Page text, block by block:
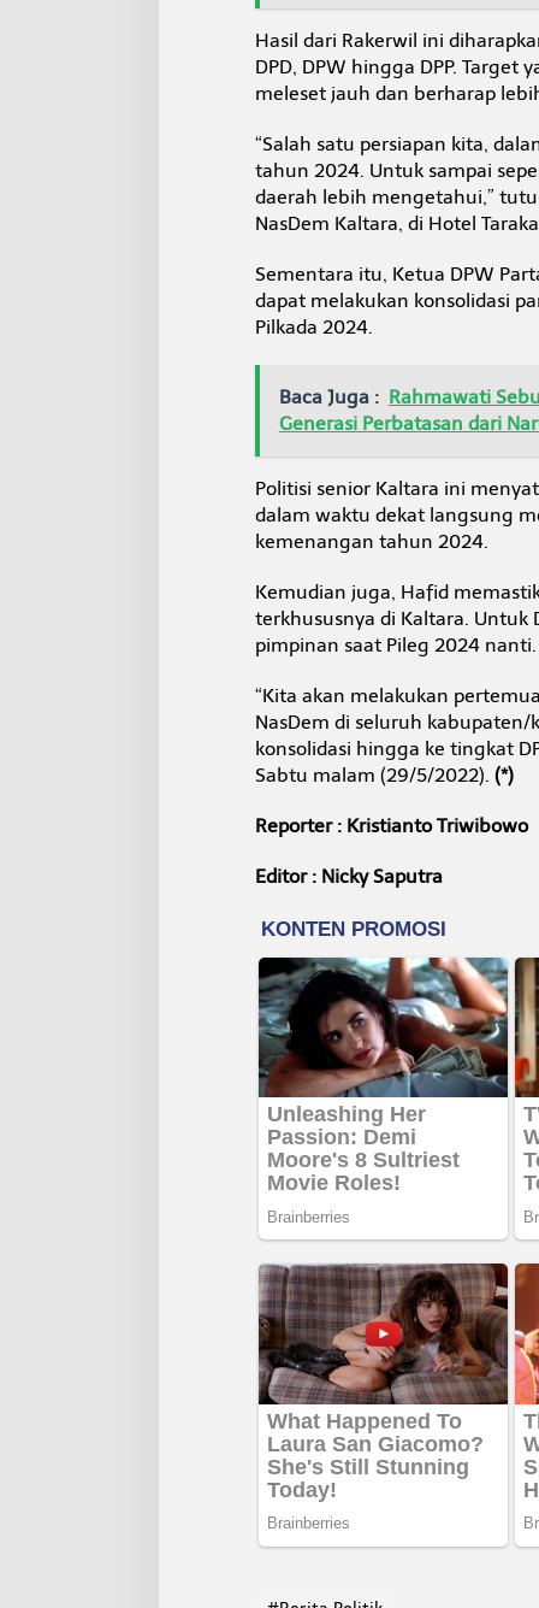
Hasil dari Rakerwil ini
DPD, DPW hingga DPP.
meleset jauh dan berharap
“Salah satu persiapan kita,
tahun 2024. Untuk sampai
daerah lebih mengetahui,”
NasDem Kaltara, di Hotel
Sementara itu, Ketua DPW
dapat melakukan konsolidasi
Pilkada 2024.
Baca Juga : Rahmawati
Generasi Perbatasan dari
Politisi senior Kaltara ini
dalam waktu dekat langsung
kemenangan tahun 2024.
Kemudian juga, Hafid
terkhususnya di Kaltara. Untuk
pimpinan saat Pileg 2024 nanti.
“Kita akan melakukan
NasDem di seluruh
konsolidasi hingga ke tingkat
Sabtu malam (29/5/2022). (*)
Reporter : Kristianto Triwibowo
Editor : Nicky Saputra